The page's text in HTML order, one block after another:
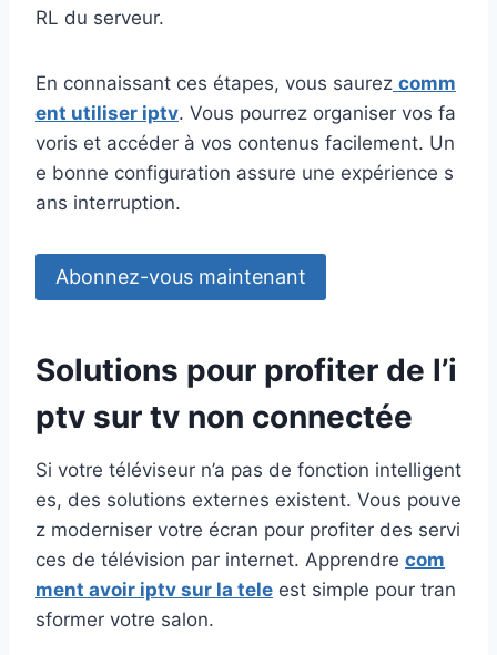
RL du serveur.
En connaissant ces étapes, vous saurez comm
ent utiliser iptv. Vous pourrez organiser vos fa
voris et accéder à vos contenus facilement. Un
e bonne configuration assure une expérience s
ans interruption.
Abonnez-vous maintenant
Solutions pour profiter de l’i
ptv sur tv non connectée
Si votre téléviseur n’a pas de fonction intelligent
es, des solutions externes existent. Vous pouve
z moderniser votre écran pour profiter des servi
ces de télévision par internet. Apprendre com
ment avoir iptv sur la tele est simple pour tran
sformer votre salon.